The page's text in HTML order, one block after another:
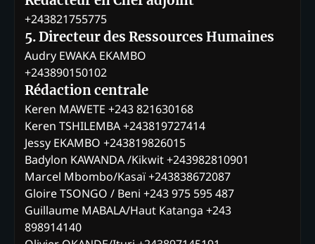
+243821755775
5. Directeur des Ressources Humaines
Audry EWAKA EKAMBO
+243890150102
Rédaction centrale
Keren MAWETE +243 821630168
Keren TSHILEMBA +243819727414
Jessy EKAMBO +243819826015
Badylon KAWANDA /Kikwit +243982810901
Marcel Mbombo/Kasaï +243838672087
Gloire TSONGO / Beni +243 975 595 487
Guillaume MABALA/Haut Katanga +243
898914140